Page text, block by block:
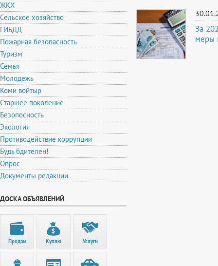
ЖКХ
Сельское хозяйство
ГИБДД
Пожарная безопасность
Туризм
Семья
Молодежь
Коми войтыр
Старшее поколение
Безопосность
Экология
Противодействие коррупции
Будь бдителен!
Опрос
Документы редакции
ДОСКА ОБЪЯВЛЕНИЙ
Продам Куплю Услуги
За
меры